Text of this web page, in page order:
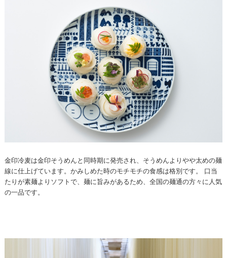
金印冷麦は金印そうめんと同時期に発売され、そうめんよりやや太めの麺
線に仕上げています。かみしめた時のモチモチの食感は格別です。 口当
たりが素麺よりソフトで、麺に旨みがあるため、全国の麺通の方々に人気
の一品です。